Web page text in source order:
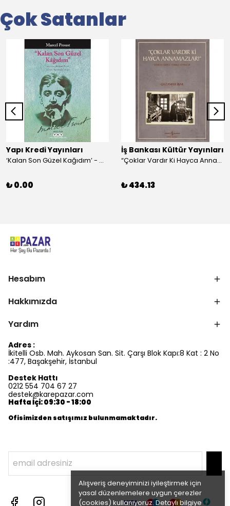
Alışveriş deneyiminizi iyileştirmek için
yasal düzenlemelere uygun çerezler
(cookies) kullanıyoruz. Detaylı bilgiye
Çok Satanlar
Yapı Kredi Yayınları
‘Kalan Son Güzel Kağıdım’ - Marcel Proust
₺ 0.00
İş Bankası Kültür Yayınları
“Çoklar Vardır Ki Hayca Annamazlar!” - Gazanfer İbar
₺ 434.13
Hesabım
Hakkımızda
Yardım
Adres :
İkitelli Osb. Mah. Aykosan San. Sit. Çarşı Blok Kapı:8 Kat : 2 No
:477, Başakşehir, İstanbul
Destek Hattı
0212 554 704 67 27
destek@karepazar.com
Hafta İçi: 09:30 - 18:00
Ofisimizden satışımız bulunmamaktadır.